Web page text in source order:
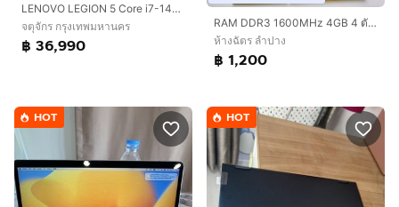
LENOVO LEGION 5 Core i7-14700HX.RTX5050 RAM24.1TB
จตุจักร กรุงเทพมหานคร
฿ 36,990
RAM DDR3 1600MHz 4GB 4 ตัว 8GB 1 ตัว
ห้างฉัตร ลำปาง
฿ 1,200
HOT HOT